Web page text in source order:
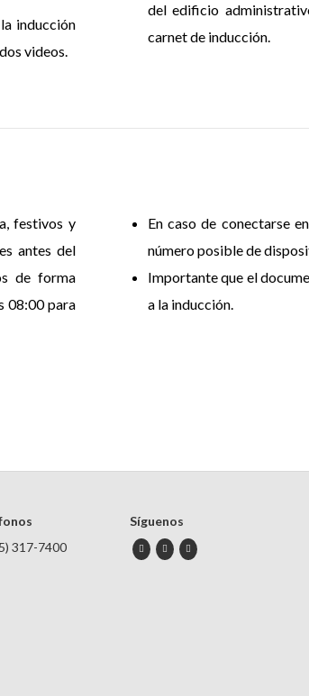
inducción
videos.
del edificio
carnet de inducción.
festivos y
antes del
de forma
08:00 para
En caso de conectarse
número posible de
Importante que el
a la inducción.
317-7400
Síguenos
instagramtwitter